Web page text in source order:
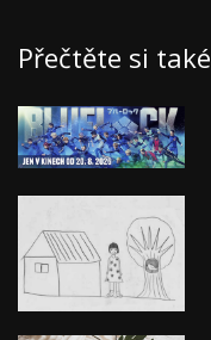
Přečtěte si také